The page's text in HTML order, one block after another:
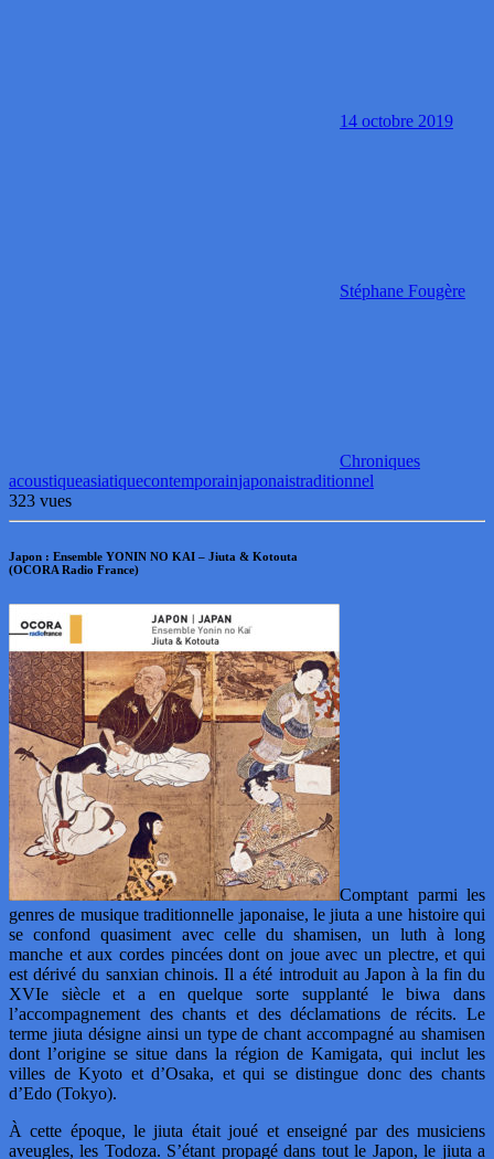
14 octobre 2019
Stéphane Fougère
Chroniques
acoustiqueasiatiquecontemporainjaponaistraditionnel
323 vues
Japon : Ensemble YONIN NO KAI – Jiuta & Kotouta
(OCORA Radio France)
Comptant parmi les
genres de musique traditionnelle japonaise, le jiuta a une histoire qui
se confond quasiment avec celle du shamisen, un luth à long
manche et aux cordes pincées dont on joue avec un plectre, et qui
est dérivé du sanxian chinois. Il a été introduit au Japon à la fin du
XVIe siècle et a en quelque sorte supplanté le biwa dans
l’accompagnement des chants et des déclamations de récits. Le
terme jiuta désigne ainsi un type de chant accompagné au shamisen
dont l’origine se situe dans la région de Kamigata, qui inclut les
villes de Kyoto et d’Osaka, et qui se distingue donc des chants
d’Edo (Tokyo).
À cette époque, le jiuta était joué et enseigné par des musiciens
aveugles, les Todoza. S’étant propagé dans tout le Japon, le jiuta a